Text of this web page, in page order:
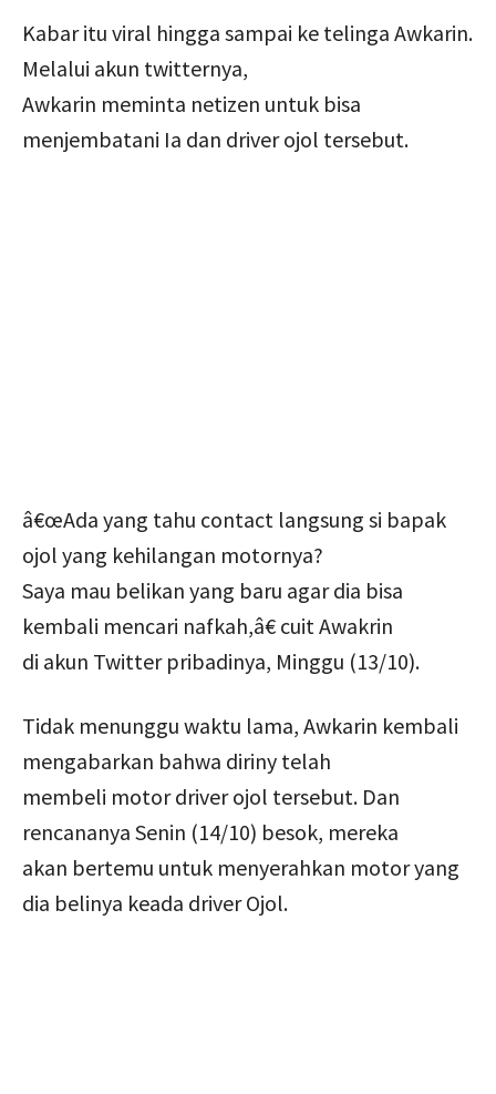
Kabar itu viral hingga sampai ke telinga Awkarin.
Melalui akun twitternya,
Awkarin meminta netizen untuk bisa
menjembatani Ia dan driver ojol tersebut.
â€œAda yang tahu contact langsung si bapak
ojol yang kehilangan motornya?
Saya mau belikan yang baru agar dia bisa
kembali mencari nafkah,â€ cuit Awakrin
di akun Twitter pribadinya, Minggu (13/10).
Tidak menunggu waktu lama, Awkarin kembali
mengabarkan bahwa diriny telah
membeli motor driver ojol tersebut. Dan
rencananya Senin (14/10) besok, mereka
akan bertemu untuk menyerahkan motor yang
dia belinya keada driver Ojol.